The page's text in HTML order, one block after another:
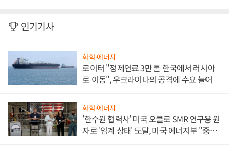
인기기사
화학·에너지
로이터 "정제연료 3만 톤 한국에서 러시아
로 이동", 우크라이나의 공격에 수요 늘어
화학·에너지
'한수원 협력사' 미국 오클로 SMR 연구용 원
자로 '임계 상태' 도달, 미국 에너지부 "중요